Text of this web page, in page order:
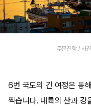
주문진항 / 사
6번 국도의 긴 여정은 동
찍습니다. 내륙의 산과 강